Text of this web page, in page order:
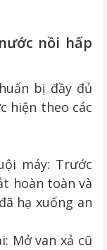
nồi hấp
bị đầy đủ
hiện theo các
máy: Trước
hoàn toàn và
hạ xuống an
Mở van xả cũ